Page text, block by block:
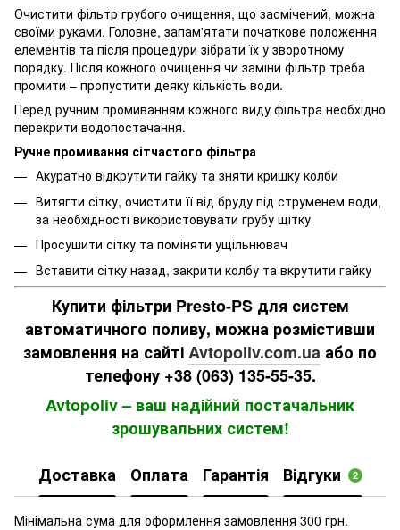
Очистити фільтр грубого очищення, що засмічений, можна
своїми руками. Головне, запам'ятати початкове положення
елементів та після процедури зібрати їх у зворотному
порядку. Після кожного очищення чи заміни фільтр треба
промити – пропустити деяку кількість води.
Перед ручним промиванням кожного виду фільтра необхідно
перекрити водопостачання.
Ручне промивання сітчастого фільтра
Акуратно відкрутити гайку та зняти кришку колби
Витягти сітку, очистити її від бруду під струменем води,
за необхідності використовувати грубу щітку
Просушити сітку та поміняти ущільнювач
Вставити сітку назад, закрити колбу та вкрутити гайку
Купити фільтри Presto-PS для систем
автоматичного поливу, можна розмістивши
замовлення на сайтіAvtopoliv.com.ua або по
телефону +38 (063) 135-55-35.
Avtopoliv – ваш надійний постачальник
зрошувальних систем!
Доставка Оплата Гарантія Відгуки 2
Мінімальна сума для оформлення замовлення 300 грн.